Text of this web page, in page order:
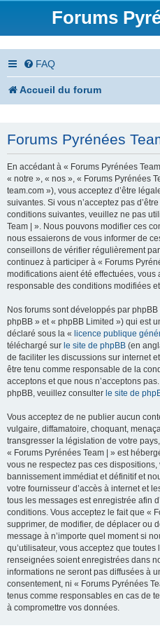
Forums
FAQ
Accueil du forum
Forums Pyrénées
En accédant à « Forums Pyrénées
« notre », « nos », « Forums Pyrénées
team.com »), vous acceptez d’être
suivantes. Si vous n’acceptez pas
conditions suivantes, veuillez ne pas
Team | ». Nous pouvons modifier ces
nous essaierons de vous informer de
conseillons de vérifier régulièrement
continuez à participer à « Forums
modifications aient été effectuées, vous
responsable des conditions modifiées
Nos forums sont développés par
phpBB » et « phpBB Limited ») qui est
déclaré sous la « licence publique
téléchargé sur le site de phpBB (en
de faciliter les discussions sur internet
être tenu comme responsable de la
acceptons et que nous n’acceptons
phpBB, veuillez consulter le site de
Vous acceptez de ne publier aucun
vulgaire, diffamatoire, choquant,
transgresser la législation de votre
« Forums Pyrénées Team | » est
vous ne respectez pas ces
bannissement immédiat et définitif et
votre fournisseur d’accès à internet et
tous les messages est enregistrée afin
conditions. Vous acceptez le fait que «
supprimer, de modifier, de déplacer ou
message à n’importe quel moment si
qu’utilisateur, vous acceptez que
renseignées soient enregistrées dans
informations ne seront pas diffusées à
consentement, ni « Forums Pyrénées
tenus comme responsables en cas de
à compromettre vos données.